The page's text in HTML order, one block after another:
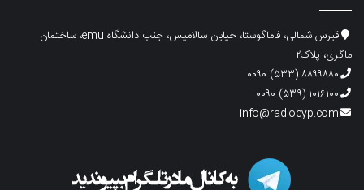
قبرس شمالی، فاماگوستا، خیابان سالامیس، جنب دانشگاه emu، ساختمان
ماگری، پلاک۲
۸۸۹۹۸۸۰ (۵۳۳) ۰۰۹۰
۱۰۱۶۱۰۰ (۵۳۹) ۰۰۹۰
info@radiocyp.com